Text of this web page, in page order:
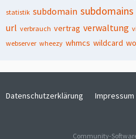
statistik subdomain subdomains
url verbrauch vertrag verwaltung
webserver wheezy whmcs wildcard
Datenschutzerklärung Impressum
Community-